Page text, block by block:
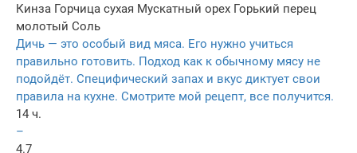
Кинза Горчица сухая Мускатный орех Горький перец
молотый Соль
Дичь — это особый вид мяса. Его нужно учиться
правильно готовить. Подход как к обычному мясу не
подойдёт. Специфический запах и вкус диктует свои
правила на кухне. Смотрите мой рецепт, все получится.
14 ч.
–
4.7